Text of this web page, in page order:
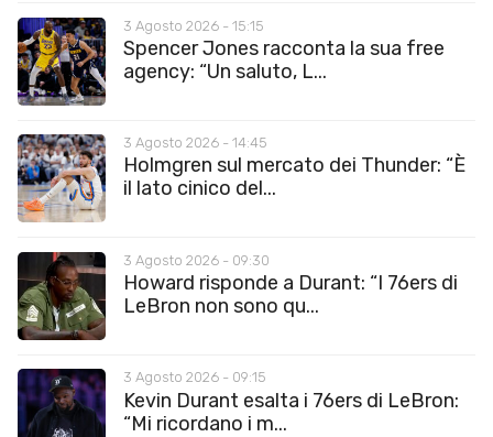
3 Agosto 2026 - 15:15
Spencer Jones racconta la sua free
agency: “Un saluto, L...
3 Agosto 2026 - 14:45
Holmgren sul mercato dei Thunder: “È
il lato cinico del...
3 Agosto 2026 - 09:30
Howard risponde a Durant: “I 76ers di
LeBron non sono qu...
3 Agosto 2026 - 09:15
Kevin Durant esalta i 76ers di LeBron:
“Mi ricordano i m...